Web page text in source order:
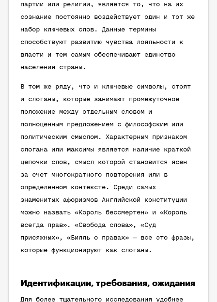
партии или религии, является то, что на их
сознание постоянно воздействует один и тот же
набор ключевых слов. Данные термины
способствуют развитию чувства лояльности к
власти и тем самым обеспечивают единство
населения страны.
В том же ряду, что и ключевые символы, стоят
и слоганы, которые занимают промежуточное
положение между отдельным словом и
полноценным предложением с философским или
политическим смыслом. Характерным признаком
слогана или максимы является наличие краткой
цепочки слов, смысл которой становится ясен
за счет многократного повторения или в
определенном контексте. Среди самых
знаменитых афоризмов Английской конституции
можно назвать «Король бессмертен» и «Король
всегда прав». «Свобода слова», «Суд
присяжных», «Билль о правах» — все это фразы,
которые функционируют как слоганы.
Идентификации, требования, ожидания
Для более тщательного исследования удобнее